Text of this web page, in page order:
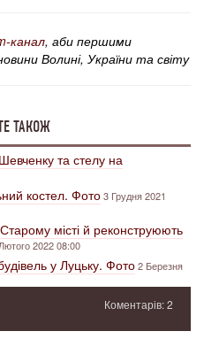
канал, аби першими
Волині, України та світу
ТАКОЖ
та стелу на
костел. Фото3 Грудня 2021
місті й реконструюють
2022 08:00
у Луцьку. Фото2 Березня
Коментарів: 2